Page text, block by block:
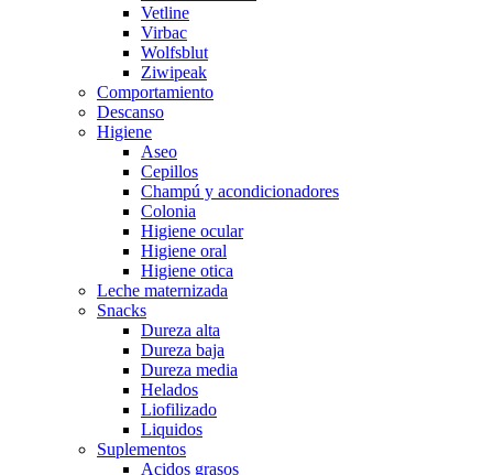
Vetline
Virbac
Wolfsblut
Ziwipeak
Comportamiento
Descanso
Higiene
Aseo
Cepillos
Champú y acondicionadores
Colonia
Higiene ocular
Higiene oral
Higiene otica
Leche maternizada
Snacks
Dureza alta
Dureza baja
Dureza media
Helados
Liofilizado
Liquidos
Suplementos
Acidos grasos